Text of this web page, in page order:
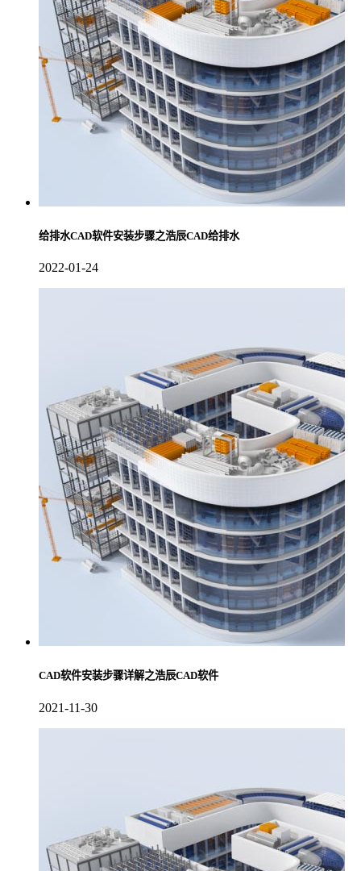
给排水CAD软件安装步骤之浩辰CAD给排水
2022-01-24
CAD软件安装步骤详解之浩辰CAD软件
2021-11-30